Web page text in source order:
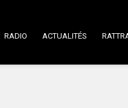
RADIO ACTUALITÉS